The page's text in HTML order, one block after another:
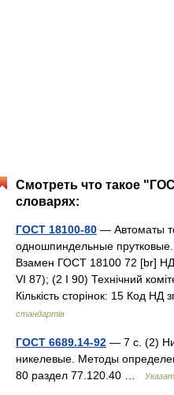
Смотреть что такое
словарях:
ГОСТ 18100-80 — Автоматы
одношпиндельные
Взамен ГОСТ 18100 72 [br] НД
VI 87); (2 I 90) Технічний
Кількість сторінок: 15 Код
стандартів
ГОСТ 6689.14-92 — 7 с. (2)
никелевые. Методы
80 раздел 77.120.40 …